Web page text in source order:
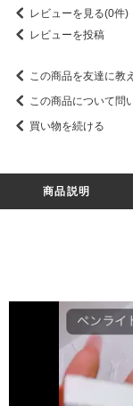
レビューを見る(0件)
レビューを投稿
この商品を友達に教
この商品について問
買い物を続ける
商品説明